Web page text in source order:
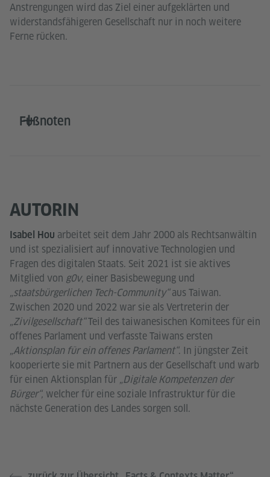
Anstrengungen wird das Ziel einer aufgeklärten und
widerstandsfähigeren Gesellschaft nur in noch weitere
Ferne rücken.
Fußnoten
AUTORIN
Isabel Hou arbeitet seit dem Jahr 2000 als Rechtsanwältin
und ist spezialisiert auf innovative Technologien und
Fragen des digitalen Staats. Seit 2021 ist sie aktives
Mitglied von g0v, einer Basisbewegung und
„staatsbürgerlichen Tech-Community“aus Taiwan.
Zwischen 2020 und 2022 war sie als Vertreterin der
„Zivilgesellschaft“Teil des taiwanesischen Komitees für ein
offenes Parlament und verfasste Taiwans ersten
„Aktionsplan für ein offenes Parlament“. In jüngster Zeit
kooperierte sie mit Partnern aus der Gesellschaft und warb
für einen Aktionsplan für „Digitale Kompetenzen der
Bürger“, welcher für eine soziale Infrastruktur für die
nächste Generation des Landes sorgen soll.